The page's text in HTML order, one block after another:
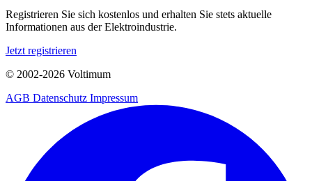
Registrieren Sie sich kostenlos und erhalten Sie stets aktuelle
Informationen aus der Elektroindustrie.
Jetzt registrieren
© 2002-2026 Voltimum
AGB Datenschutz Impressum